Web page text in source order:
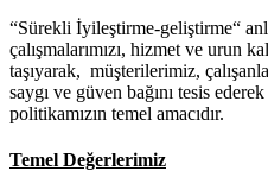
“Sürekli İyileştirme-geliştirme“
çalışmalarımızı, hizmet ve urun
taşıyarak, müşterilerimiz,
saygı ve güven bağını tesis
politikamızın temel amacıdır.
Temel Değerlerimiz